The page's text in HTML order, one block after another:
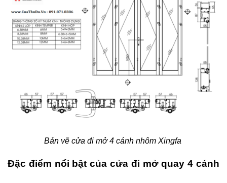
Bản vẽ cửa đi mở 4 cánh nhôm Xingfa
Đặc điểm nổi bật của cửa đi mở quay 4 cánh